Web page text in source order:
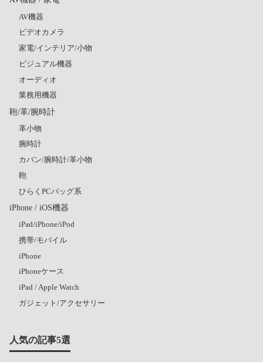
AV機器
ビデオカメラ
家電/インテリア/小物
ビジュアル機器
オーディオ
業務用機器
鞄/革/腕時計
革小物
腕時計
カバン/腕時計/革小物
鞄
ひらくPCバッグ系
iPhone / iOS機器
iPad/iPhone/iPod
携帯/モバイル
iPhone
iPhoneケース
iPad / Apple Watch
ガジェット/アクセサリー
人気の記事5選